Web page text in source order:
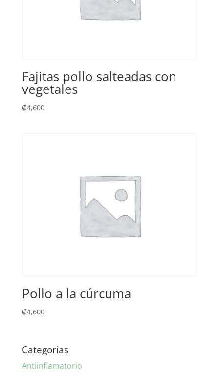
Fajitas pollo salteadas con
vegetales
₡4,600
Pollo a la cúrcuma
₡4,600
Categorías
Antiinflamatorio